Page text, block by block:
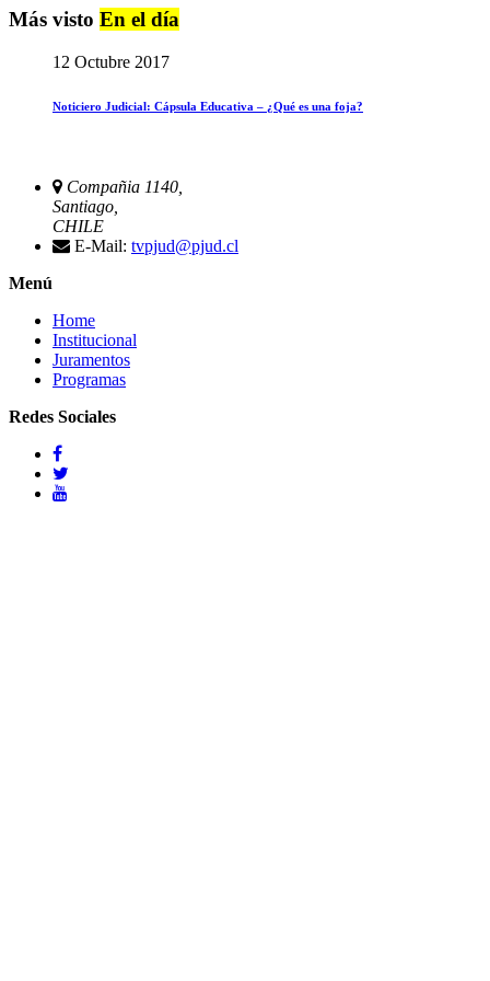
Más visto En el día
12 Octubre 2017
Noticiero Judicial: Cápsula Educativa – ¿Qué es una foja?
Compañia 1140,
Santiago,
CHILE
E-Mail: tvpjud@pjud.cl
Menú
Home
Institucional
Juramentos
Programas
Redes Sociales